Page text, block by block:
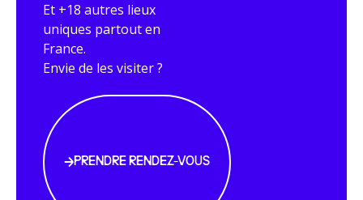
Et +18 autres lieux
uniques partout en
France.
Envie de les visiter ?
PRENDRE RENDEZ-VOUS